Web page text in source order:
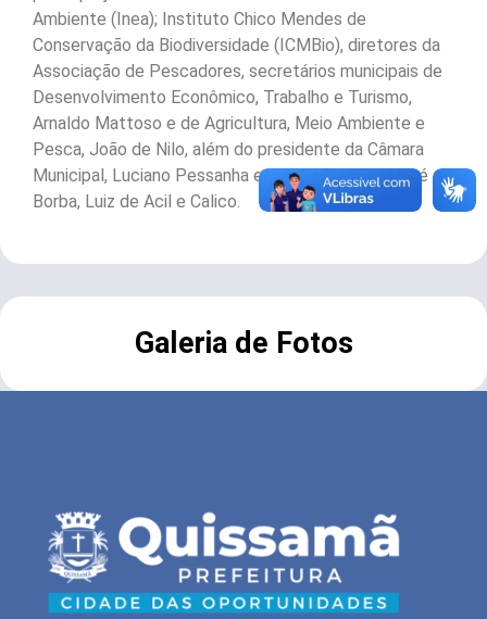
Ambiente (Inea); Instituto Chico Mendes de
Conservação da Biodiversidade (ICMBio), diretores da
Associação de Pescadores, secretários municipais de
Desenvolvimento Econômico, Trabalho e Turismo,
Arnaldo Mattoso e de Agricultura, Meio Ambiente e
Pesca, João de Nilo, além do presidente da Câmara
Municipal, Luciano Pessanha e dos vereadores José
Borba, Luiz de Acil e Calico.
Galeria de Fotos